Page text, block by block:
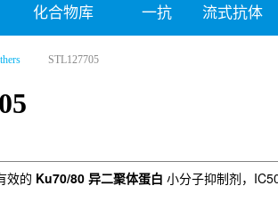
化合物库 一抗 流式抗体
STL127705
效的 Ku70/80 异二聚体蛋白 小分子抑制剂，